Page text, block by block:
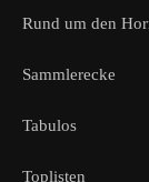
Rund um den
Sammlerecke
Tabulos
Toplisten